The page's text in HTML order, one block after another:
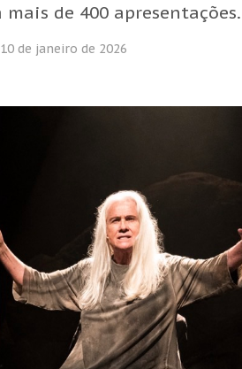
de 400 apresentações.
10 de janeiro de 2026